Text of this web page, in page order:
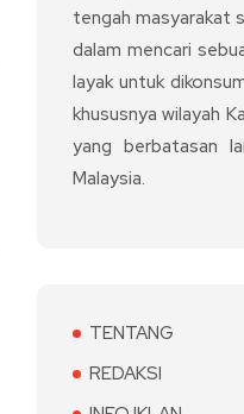
tengah masyarakat
dalam mencari
layak untuk
khususnya wilayah
yang berbatasan
Malaysia.
TENTANG
REDAKSI